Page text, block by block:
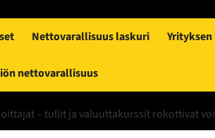
Nettovarallisuus laskuri
nettovarallisuus
– tullit ja valuuttakurssit rokottivat